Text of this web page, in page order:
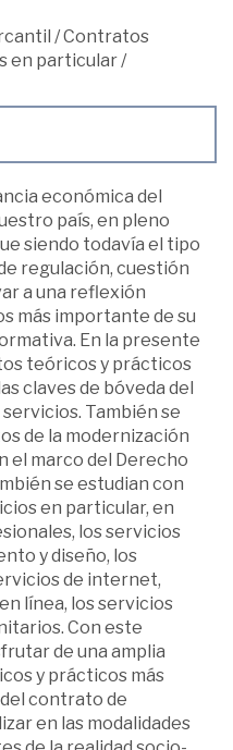
/Contratos
en particular/
económica del
país, en pleno
siendo todavía el tipo
regulación, cuestión
a una reflexión
más importante de su
En la presente
teóricos y prácticos
claves de bóveda del
También se
de la modernización
el marco del Derecho
se estudian con
en particular, en
los servicios
y diseño, los
de internet,
línea, los servicios
Con este
de una amplia
y prácticos más
contrato de
en las modalidades